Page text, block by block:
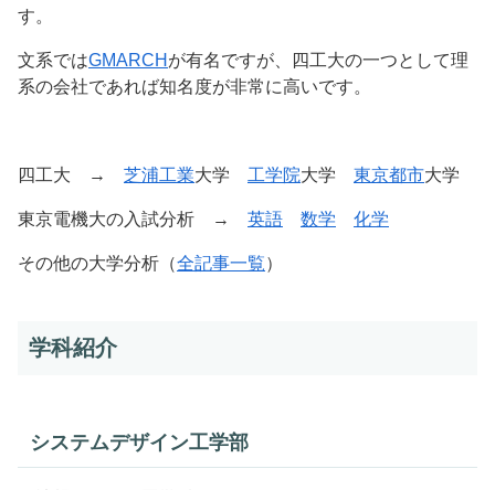
す。
文系ではGMARCH が有名ですが、四工大の一つとして理
系の会社であれば知名度が非常に高いです。
四工大 → 芝浦工業大学 工学院大学 東京都市大学
東京電機大の入試分析 → 英語 数学 化学
その他の大学分析（全記事一覧）
学科紹介
システムデザイン工学部